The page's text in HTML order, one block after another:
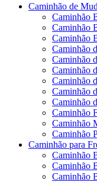
Caminhão de
Caminhão
Caminhão
Caminhão
Caminhão
Caminhão
Caminhão
Caminhão
Caminhão
Caminhão
Caminhão
Caminhão
Caminhão
Caminhão para
Caminhão
Caminhão
Caminhão